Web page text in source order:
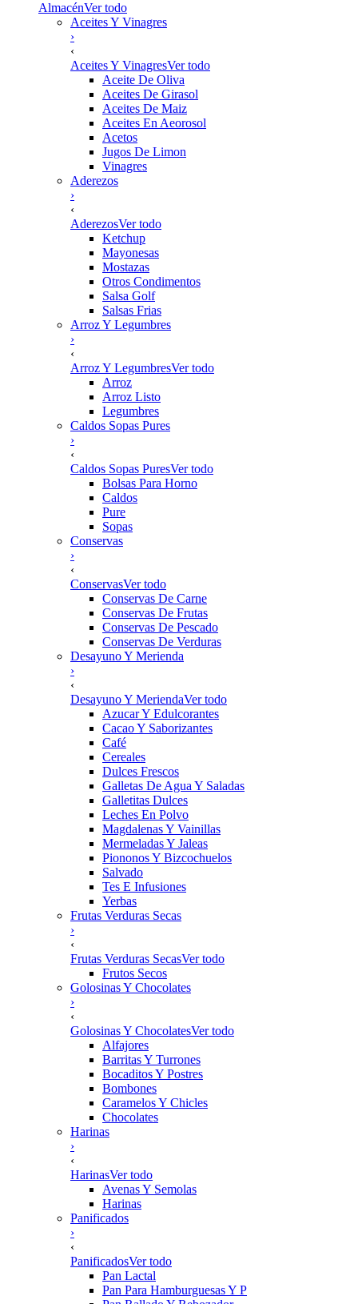
AlmacénVer todo
Aceites Y Vinagres
›
‹
Aceites Y VinagresVer todo
Aceite De Oliva
Aceites De Girasol
Aceites De Maiz
Aceites En Aeorosol
Acetos
Jugos De Limon
Vinagres
Aderezos
›
‹
AderezosVer todo
Ketchup
Mayonesas
Mostazas
Otros Condimentos
Salsa Golf
Salsas Frias
Arroz Y Legumbres
›
‹
Arroz Y LegumbresVer todo
Arroz
Arroz Listo
Legumbres
Caldos Sopas Pures
›
‹
Caldos Sopas PuresVer todo
Bolsas Para Horno
Caldos
Pure
Sopas
Conservas
›
‹
ConservasVer todo
Conservas De Carne
Conservas De Frutas
Conservas De Pescado
Conservas De Verduras
Desayuno Y Merienda
›
‹
Desayuno Y MeriendaVer todo
Azucar Y Edulcorantes
Cacao Y Saborizantes
Café
Cereales
Dulces Frescos
Galletas De Agua Y Saladas
Galletitas Dulces
Leches En Polvo
Magdalenas Y Vainillas
Mermeladas Y Jaleas
Piononos Y Bizcochuelos
Salvado
Tes E Infusiones
Yerbas
Frutas Verduras Secas
›
‹
Frutas Verduras SecasVer todo
Frutos Secos
Golosinas Y Chocolates
›
‹
Golosinas Y ChocolatesVer todo
Alfajores
Barritas Y Turrones
Bocaditos Y Postres
Bombones
Caramelos Y Chicles
Chocolates
Harinas
›
‹
HarinasVer todo
Avenas Y Semolas
Harinas
Panificados
›
‹
PanificadosVer todo
Pan Lactal
Pan Para Hamburguesas Y P